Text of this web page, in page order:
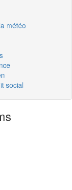
météo
social